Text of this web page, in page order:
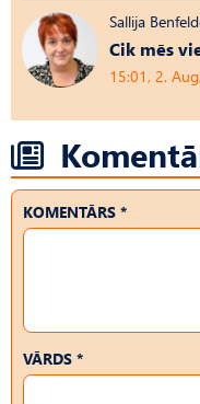
Sallija
Cik mēs
15:01, 2.
KOMENTĀRS *
VĀRDS *